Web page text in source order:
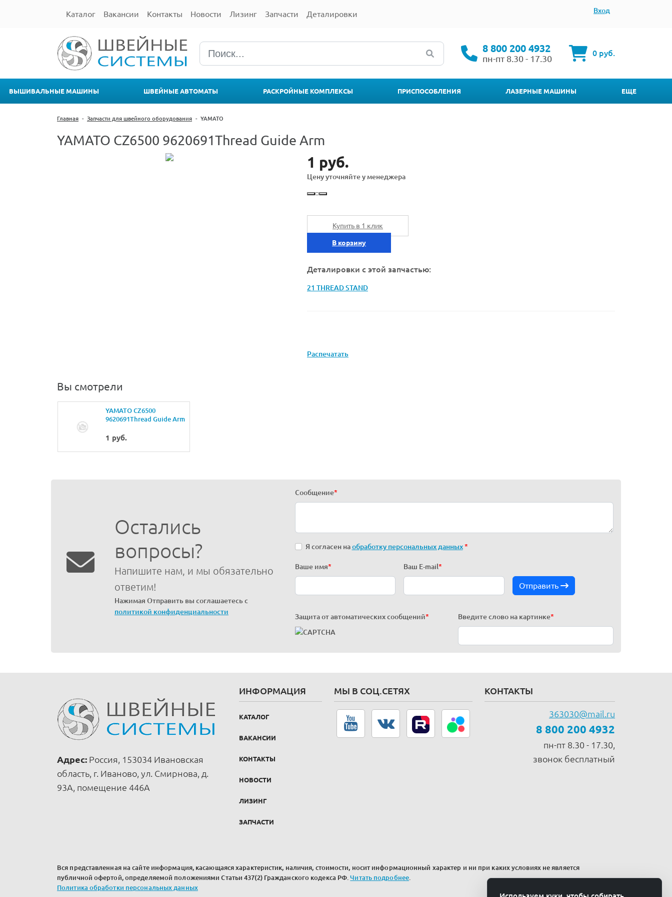
Каталог Вакансии Контакты Новости Лизинг Запчасти Деталировки Вход
8 800 200 4932
пн-пт 8.30 - 17.30
0 руб.
ВЫШИВАЛЬНЫЕ МАШИНЫ ШВЕЙНЫЕ АВТОМАТЫ РАСКРОЙНЫЕ КОМПЛЕКСЫ ПРИСПОСОБЛЕНИЯ ЛАЗЕРНЫЕ МАШИНЫ ЕЩЕ
Главная - Запчасти для швейного оборудования - YAMATO
YAMATO CZ6500 9620691Thread Guide Arm
1 руб.
Цену уточняйте у менеджера
Купить в 1 клик
В корзину
Деталировки с этой запчастью:
21 THREAD STAND
Распечатать
Вы смотрели
YAMATO CZ6500
9620691Thread Guide Arm
1 руб.
Остались
вопросы?
Напишите нам, и мы обязательно
ответим!
Нажимая Отправить вы соглашаетесь с
политикой конфиденциальности
Сообщение*
Я согласен наобработку персональных данных *
Ваше имя* Ваш E-mail*
Отправить
Защита от автоматических сообщений* Введите слово на картинке*
Адрес: Россия, 153034 Ивановская
область, г. Иваново, ул. Смирнова, д.
93А, помещение 446А
ИНФОРМАЦИЯ
КАТАЛОГ
ВАКАНСИИ
КОНТАКТЫ
НОВОСТИ
ЛИЗИНГ
ЗАПЧАСТИ
МЫ В СОЦ.СЕТЯХ КОНТАКТЫ
363030@mail.ru
8 800 200 4932
пн-пт 8.30 - 17.30,
звонок бесплатный
Вся представленная на сайте информация, касающаяся характеристик, наличия, стоимости, носит информационный характер и ни при каких условиях не является
публичной офертой, определяемой положениями Статьи 437(2) Гражданского кодекса РФ.Читать подробнее.
Политика обработки персональных данных